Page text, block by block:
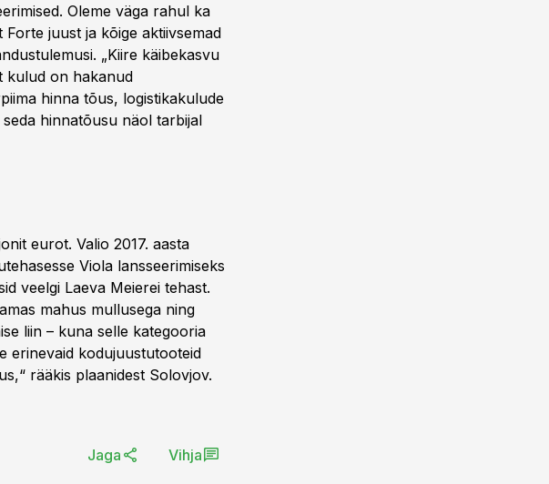
Oleme väga rahul ka
juust ja kõige aktiivsemad
„Kiire käibekasvu
kulud on hakanud
hinna tõus, logistikakulude
hinnatõusu näol tarbijal
eurot. Valio 2017. aasta
Viola lansseerimiseks
veelgi Laeva Meierei tehast.
mahus mullusega ning
liin – kuna selle kategooria
erinevaid kodujuustutooteid
rääkis plaanidest Solovjov.
Jaga Vihja